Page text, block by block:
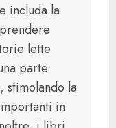
includa la
lette
parte
stimolando la
in